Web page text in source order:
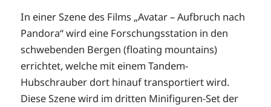
In einer Szene des Films „Avatar – Aufbruch nach
Pandora“ wird eine Forschungsstation in den
schwebenden Bergen (floating mountains)
errichtet, welche mit einem Tandem-
Hubschrauber dort hinauf transportiert wird.
Diese Szene wird im dritten Minifiguren-Set der